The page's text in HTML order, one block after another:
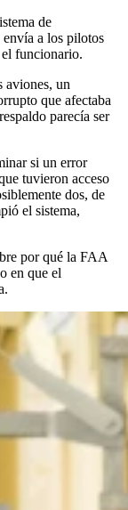
de
a los pilotos
funcionario.
aviones, un
que afectaba
parecía ser
si un error
tuvieron acceso
dos, de
el sistema,
por qué la FAA
en que el